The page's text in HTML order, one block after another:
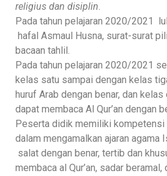
religius dan disiplin.
Pada tahun pelajaran 2020/2021
hafal Asmaul Husna, surat-surat
bacaan tahlil.
Pada tahun pelajaran 2020/2021
kelas satu sampai dengan kelas
huruf Arab dengan benar, dan
dapat membaca Al Qur’an dengan
Peserta didik memiliki
dalam mengamalkan ajaran agama
salat dengan benar, tertib dan
membaca al Qur’an, sadar